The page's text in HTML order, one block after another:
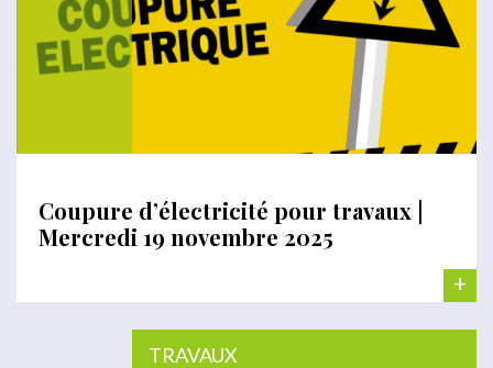
Coupure d’électricité pour travaux |
Mercredi 19 novembre 2025
+
TRAVAUX